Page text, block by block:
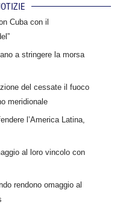
Cuba con il
a stringere la morsa
del cessate il fuoco
meridionale
l’America Latina,
al loro vincolo con
rendono omaggio al